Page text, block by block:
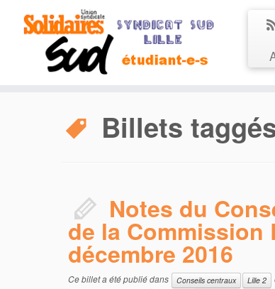
Billets
Notes du
de la Commission
décembre 2016
Ce billet a été publié dans Conseils centraux Lille 2